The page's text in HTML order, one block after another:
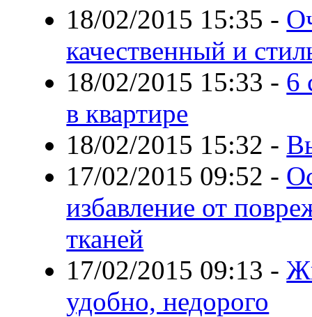
18/02/2015 15:35 -
качественный и
18/02/2015 15:33 - 6
в квартире
18/02/2015 15:32 -
17/02/2015 09:52 -
избавление от
тканей
17/02/2015 09:13 -
удобно, недорого